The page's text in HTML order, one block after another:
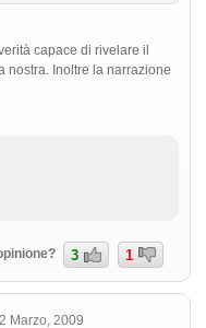
capace di rivelare il
nostra. Inoltre la narrazione
3 1
Marzo, 2009